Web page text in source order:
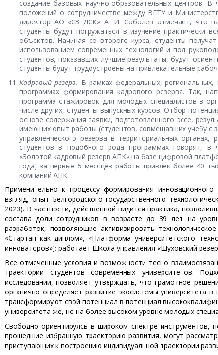
создание базовых научно-образовательных центров.
положений о сотрудничестве между ВГТУ и
директор АО «СЗ ДСК» А. И. Соболев отмечает, что на
студенты будут погружаться в изучение практически
объектов. Начиная со второго курса, студенты
использованием современных технологий и под
студентов, показавших лучшие результаты, будут
студенты будут трудоустроены на привлекательные
Кадровый резерв. В рамках федеральных,
программах формирования кадрового резерва. Так,
программа стажировок для молодых специалистов в
числе других, студенты выпускных курсов. Отбор
основе содержания заявки, подготовленного эссе,
имеющих опыт работы (студентов, совмещавших учебу с
управленческого резерва в территориальных
студентов в подобного рода программах говорят, в
«Золотой кадровый резерв АПК» на базе цифровой
года) за первые 5 месяцев работы привлек более 40
компаний АПК.
Применительно к процессу формирования
взгляд, опыт Белгородского государственного
2023). В частности, действенной видится практика,
состава доли сотрудников в возрасте до 39 лет на
разработок, позволяющие активизировать
«Стартап как диплом», «Платформа университетского
инноваторов»); работает Школа управления «Шуховский
Все отмеченные условия и возможности тесно
траектории студентов современных университетов.
исследовании, позволяет утверждать, что грамотное
органично определяет развитие экосистемы университета
трансформируют свой потенциал в потенциал
университета же, но на более высоком уровне молодых
Свободно ориентируясь в широком спектре инструментов,
прошедшие избранную траекторию развития, могут
приступающих к построению индивидуальной траектории